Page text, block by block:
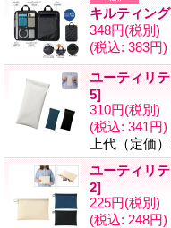
キルティン
348円(税別)
(税込: 383円)
ユーティリ
5]
310円(税別)
(税込: 341円)
上代（定価）
ユーティリ
2]
225円(税別)
(税込: 248円)